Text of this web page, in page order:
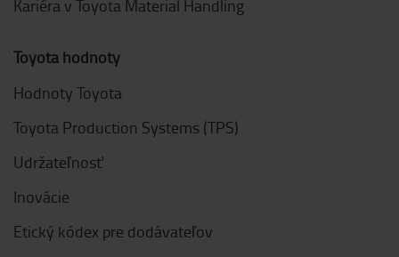
Kariéra v Toyota Material Handling
Toyota hodnoty
Hodnoty Toyota
Toyota Production Systems (TPS)
Udržateľnosť
Inovácie
Etický kódex pre dodávateľov